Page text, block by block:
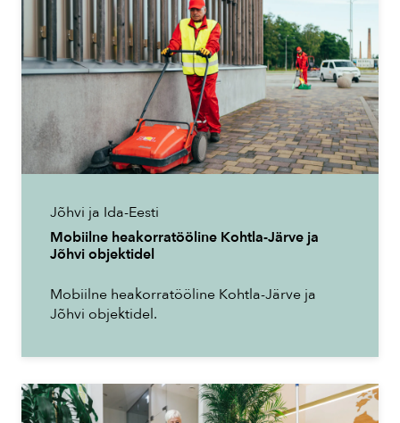
Jõhvi ja Ida-Eesti
Mobiilne heakorratööline Kohtla-Järve ja
Jõhvi objektidel
Mobiilne heakorratööline Kohtla-Järve ja
Jõhvi objektidel.